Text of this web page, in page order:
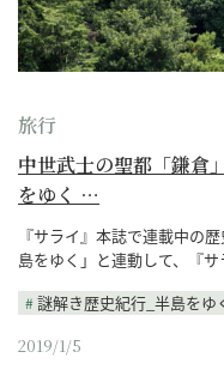
旅行
中世武士の聖都「鎌倉
をゆく …
『サライ』本誌で連載中の
島をゆく」と連動して、『
謎解き歴史紀行_半島をゆ
2019/1/5